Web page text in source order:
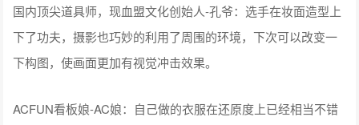
国内顶尖道具师，现血盟文化创始人-孔爷：选手在妆面造型上
下了功夫，摄影也巧妙的利用了周围的环境，下次可以改变一
下构图，使画面更加有视觉冲击效果。
ACFUN看板娘-AC娘：自己做的衣服在还原度上已经相当不错